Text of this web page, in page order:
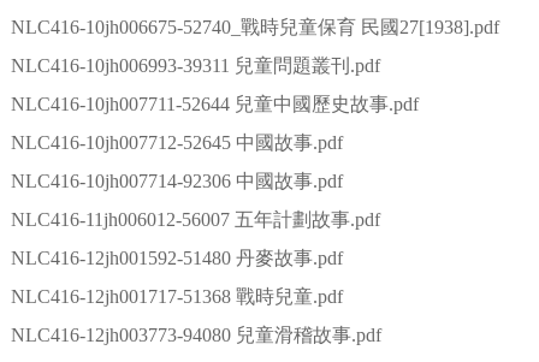
NLC416-10jh006675-52740_戰時兒童保育 民國27[1938].pdf
NLC416-10jh006993-39311 兒童問題叢刊.pdf
NLC416-10jh007711-52644 兒童中國歷史故事.pdf
NLC416-10jh007712-52645 中國故事.pdf
NLC416-10jh007714-92306 中國故事.pdf
NLC416-11jh006012-56007 五年計劃故事.pdf
NLC416-12jh001592-51480 丹麥故事.pdf
NLC416-12jh001717-51368 戰時兒童.pdf
NLC416-12jh003773-94080 兒童滑稽故事.pdf